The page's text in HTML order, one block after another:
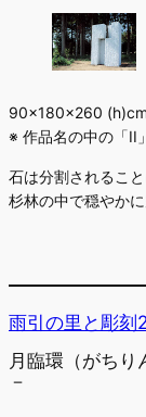
90×180×260 (h)cm
※ 作品名の中の「II
石は分割されるこ
杉林の中で穏やか
雨引の里と彫刻
月臨環（がちり
－